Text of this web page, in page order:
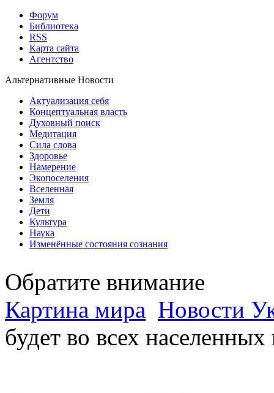
Форум
Библиотека
RSS
Карта сайта
Агентство
Альтернативные Новости
Актуализация себя
Концептуальная власть
Духовный поиск
Медитация
Сила слова
Здоровье
Намерение
Экопоселения
Вселенная
Земля
Дети
Культура
Наука
Изменённые состояния сознания
Обратите внимание
Картина мира Новости
будет во всех